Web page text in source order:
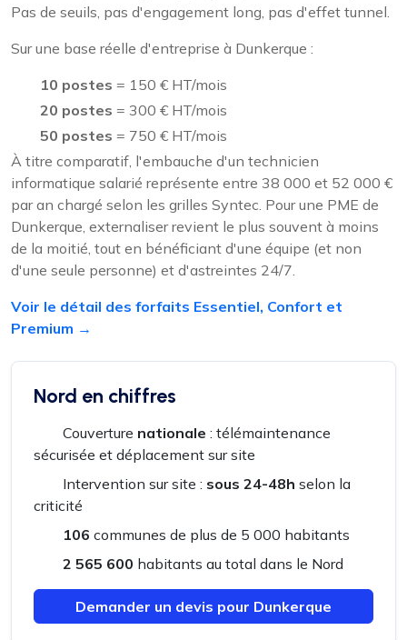
Pas de seuils, pas d'engagement long, pas d'effet tunnel.
Sur une base réelle d'entreprise à Dunkerque :
10 postes = 150 € HT/mois
20 postes = 300 € HT/mois
50 postes = 750 € HT/mois
À titre comparatif, l'embauche d'un technicien
informatique salarié représente entre 38 000 et 52 000 €
par an chargé selon les grilles Syntec. Pour une PME de
Dunkerque, externaliser revient le plus souvent à moins
de la moitié, tout en bénéficiant d'une équipe (et non
d'une seule personne) et d'astreintes 24/7.
Voir le détail des forfaits Essentiel, Confort et
Premium →
Nord en chiffres
Couverture nationale : télémaintenance
sécurisée et déplacement sur site
Intervention sur site : sous 24-48h selon la
criticité
106 communes de plus de 5 000 habitants
2 565 600 habitants au total dans le Nord
Demander un devis pour Dunkerque